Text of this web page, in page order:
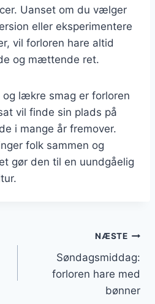
Uanset om du vælger
eller eksperimentere
vil forloren hare altid
og mættende ret.
lækre smag er forloren
vil finde sin plads på
i mange år fremover.
folk sammen og
gør den til en uundgåelig
NÆSTE
Søndagsmiddag:
forloren hare med
bønner